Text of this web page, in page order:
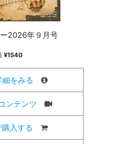
2026年９月号
¥1540
をみる
ンテンツ
入する